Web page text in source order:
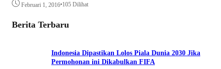
Februari 1, 2016•105 Dilihat
Berita Terbaru
Indonesia Dipastikan Lolos Piala Dunia 2030 Jika
Permohonan ini Dikabulkan FIFA